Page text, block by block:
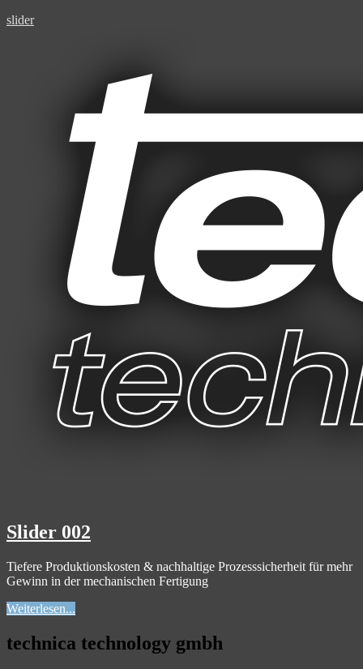
slider
Slider 002
Tiefere Produktionskosten & nachhaltige Prozesssicherheit für mehr
Gewinn in der mechanischen Fertigung
Weiterlesen...
technica technology gmbh